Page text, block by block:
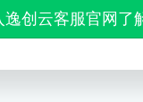
逸创云客服官网了